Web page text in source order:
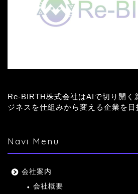
Re-BIRTH株式会社はAIで切り開く
ジネスを仕組みから変える企業を目
Navi Menu
会社案内
会社概要